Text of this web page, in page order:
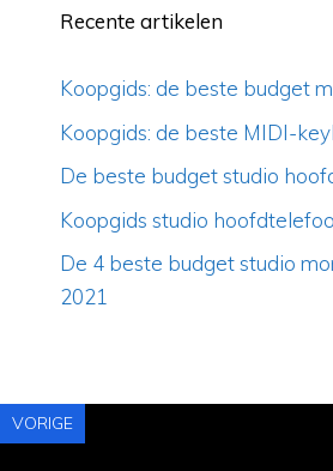
Recente artikelen
Koopgids: de beste budget
Koopgids: de beste MIDI-
De beste budget studio
Koopgids studio
De 4 beste budget studio
2021
VORIGE